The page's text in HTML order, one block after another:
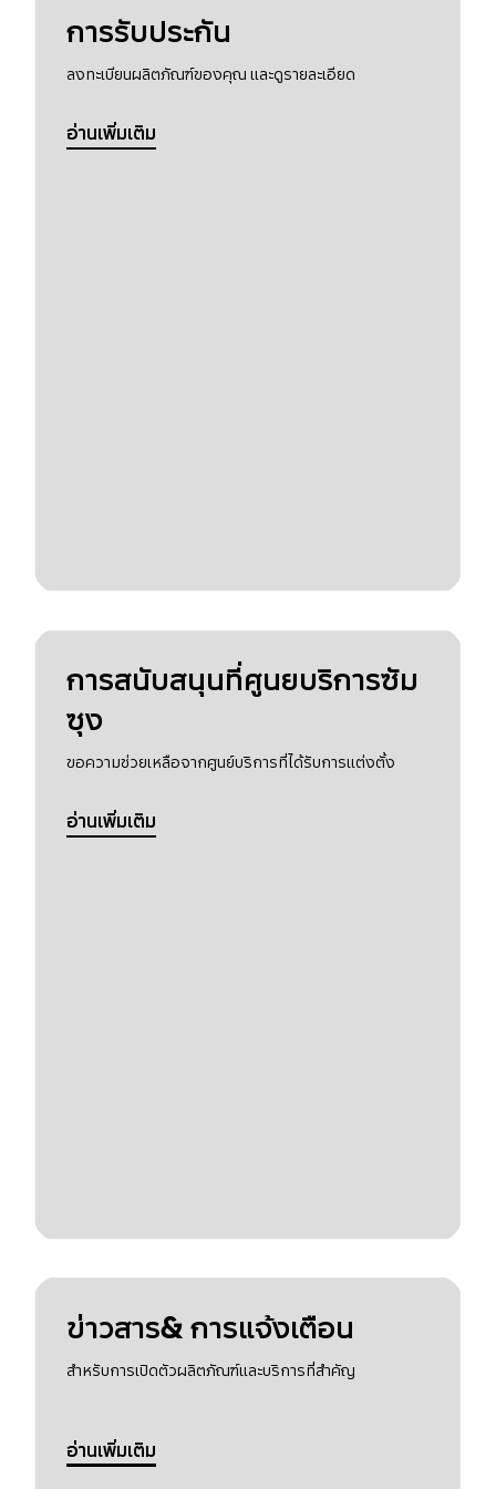
การรับประกัน
ลงทะเบียนผลิตภัณฑ์ของคุณ และดูรายละเอียด
อ่านเพิ่มเติม
การสนับสนุนที่ศูนยบริการซัม
ซุง
ขอความช่วยเหลือจากศูนย์บริการที่ได้รับการแต่งตั้ง
อ่านเพิ่มเติม
ข่าวสาร& การแจ้งเตือน
สำหรับการเปิดตัวผลิตภัณฑ์และบริการที่สำคัญ
อ่านเพิ่มเติม